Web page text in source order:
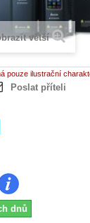
větší
pouze ilustrační
Poslat příteli
dnů